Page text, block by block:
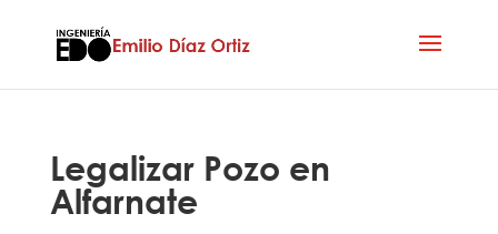
Legalizar Pozo en
Alfarnate